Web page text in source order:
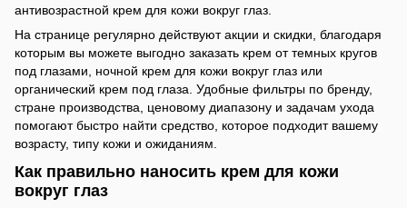
антивозрастной крем для кожи вокруг глаз.
На странице регулярно действуют акции и скидки, благодаря
которым вы можете выгодно заказать крем от темных кругов
под глазами, ночной крем для кожи вокруг глаз или
органический крем под глаза. Удобные фильтры по бренду,
стране производства, ценовому диапазону и задачам ухода
помогают быстро найти средство, которое подходит вашему
возрасту, типу кожи и ожиданиям.
Как правильно наносить крем для кожи
вокруг глаз